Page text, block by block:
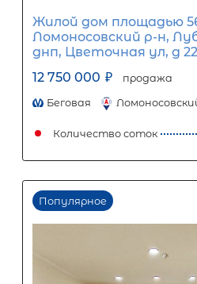
организацией. Кредит
носит информационный
точного расчета платежей
об условиях кредитования
(Санкт-Петербург ул.